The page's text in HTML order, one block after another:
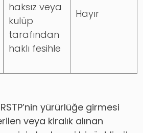
haksız veya
kulüp
tarafından
haklı fesihle
Hayır
yürürlüğe girmesi
veya kiralık alınan